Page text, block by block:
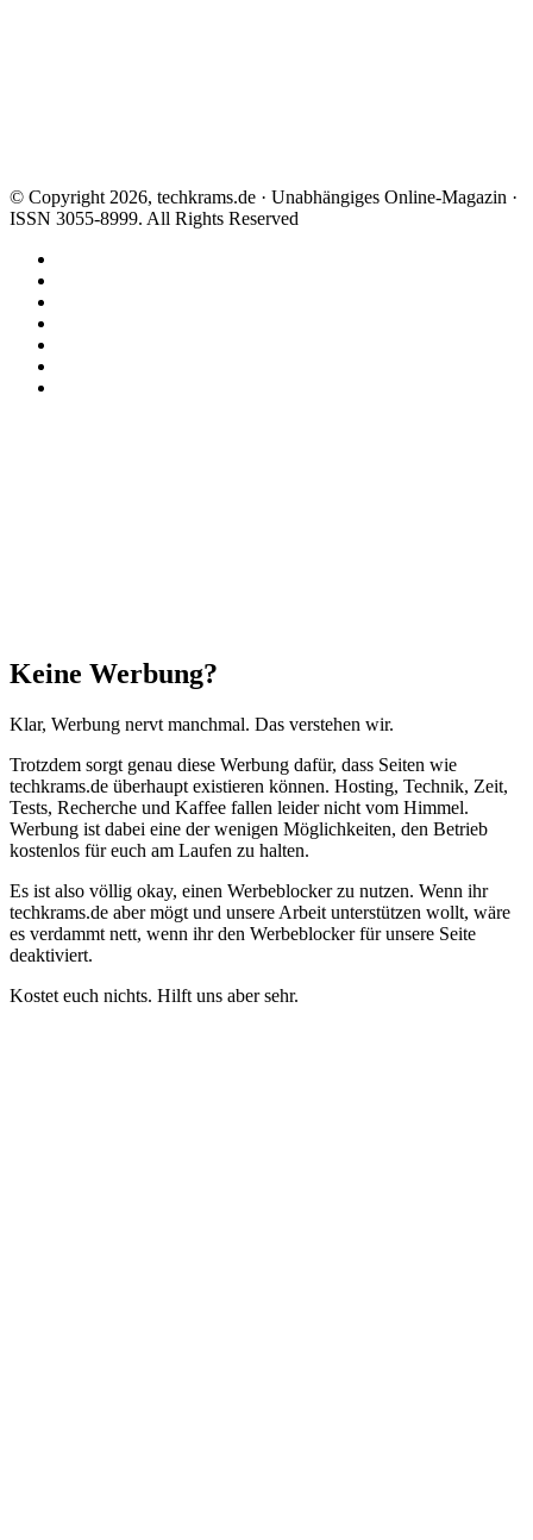
© Copyright 2026, techkrams.de · Unabhängiges Online-Magazin ·
ISSN 3055-8999. All Rights Reserved
Schließen
Keine Werbung?
Klar, Werbung nervt manchmal. Das verstehen wir.
Trotzdem sorgt genau diese Werbung dafür, dass Seiten wie
techkrams.de überhaupt existieren können. Hosting, Technik, Zeit,
Tests, Recherche und Kaffee fallen leider nicht vom Himmel.
Werbung ist dabei eine der wenigen Möglichkeiten, den Betrieb
kostenlos für euch am Laufen zu halten.
Es ist also völlig okay, einen Werbeblocker zu nutzen. Wenn ihr
techkrams.de aber mögt und unsere Arbeit unterstützen wollt, wäre
es verdammt nett, wenn ihr den Werbeblocker für unsere Seite
deaktiviert.
Kostet euch nichts. Hilft uns aber sehr.